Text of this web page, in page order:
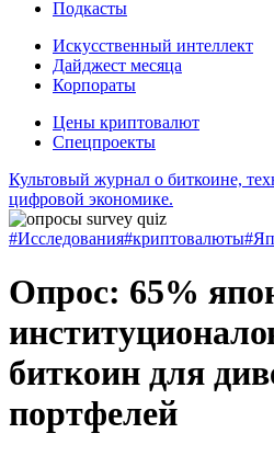
Подкасты
Искусственный интеллект
Дайджест месяца
Корпораты
Цены криптовалют
Спецпроекты
Культовый журнал о биткоине,
цифровой экономике.
#Исследования#криптовалюты
Опрос: 65%
биткоин для
портфелей